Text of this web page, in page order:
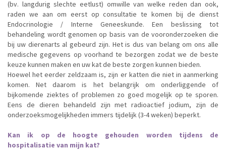
(bv. langdurig slechte eetlust) omwille van welke reden dan ook,
raden we aan om eerst op consultatie te komen bij de dienst
Endocrinologie / Interne Geneeskunde. Een beslissing tot
behandeling wordt genomen op basis van de vooronderzoeken die
bij uw dierenarts al gebeurd zijn. Het is dus van belang om ons alle
medische gegevens op voorhand te bezorgen zodat we de beste
keuze kunnen maken en uw kat de beste zorgen kunnen bieden.
Hoewel het eerder zeldzaam is, zijn er katten die niet in aanmerking
komen. Net daarom is het belangrijk om onderliggende of
bijkomende ziektes of problemen zo goed mogelijk op te sporen.
Eens de dieren behandeld zijn met radioactief jodium, zijn de
onderzoeksmogelijkheden immers tijdelijk (3-4 weken) beperkt.
Kan ik op de hoogte gehouden worden tijdens de
hospitalisatie van mijn kat?